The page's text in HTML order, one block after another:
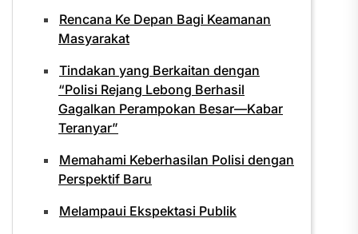
Rencana Ke Depan Bagi Keamanan
Masyarakat
Tindakan yang Berkaitan dengan
“Polisi Rejang Lebong Berhasil
Gagalkan Perampokan Besar—Kabar
Teranyar”
Memahami Keberhasilan Polisi dengan
Perspektif Baru
Melampaui Ekspektasi Publik